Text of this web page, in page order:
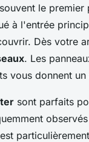
le
à l'entrée
Dès votre
. Les
vous donnent
sont parfaits